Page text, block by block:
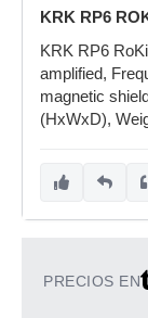
KRK RP6
KRK RP6
amplified,
magnetic
(HxWxD),
PRECIOS EN